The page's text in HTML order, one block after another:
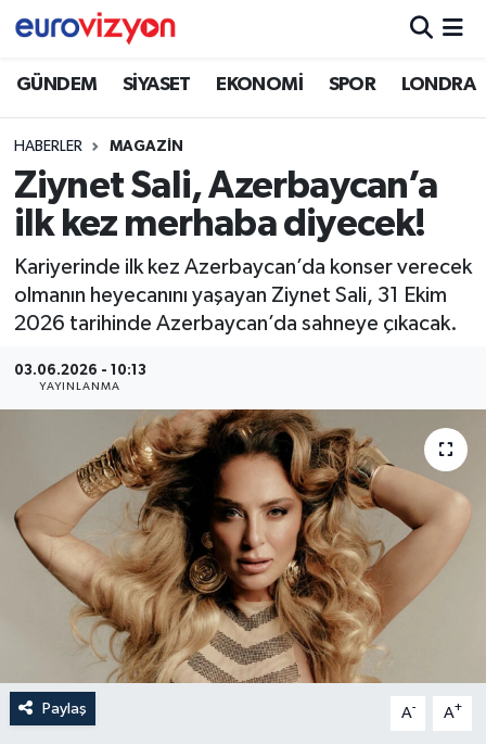
GÜNDEM SİYASET EKONOMİ SPOR LONDRA
HABERLER MAGAZİN
Ziynet Sali, Azerbaycan’a
ilk kez merhaba diyecek!
Kariyerinde ilk kez Azerbaycan’da konser verecek
olmanın heyecanını yaşayan Ziynet Sali, 31 Ekim
2026 tarihinde Azerbaycan’da sahneye çıkacak.
03.06.2026 - 10:13
YAYINLANMA
Paylaş A- A+